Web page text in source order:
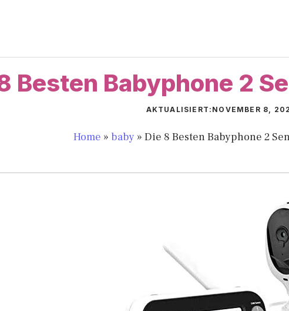
Besten Babyphone 2
AKTUALISIERT: NOVEMBER 8,
Home » baby » Die 8 Besten Babyphone 2